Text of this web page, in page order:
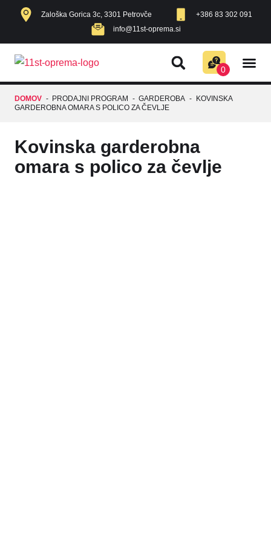
Zaloška Gorica 3c, 3301 Petrovče
+386 83 302 091
info@11st-oprema.si
0
DOMOV - PRODAJNI PROGRAM - GARDEROBA -
KOVINSKA
GARDEROBNA OMARA S POLICO ZA ČEVLJE
Kovinska garderobna
omara s polico za čevlje